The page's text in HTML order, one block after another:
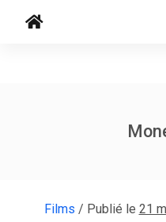
Films / Publié le 21